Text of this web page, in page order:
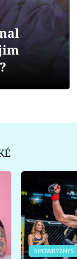
SHOWBYZNYS